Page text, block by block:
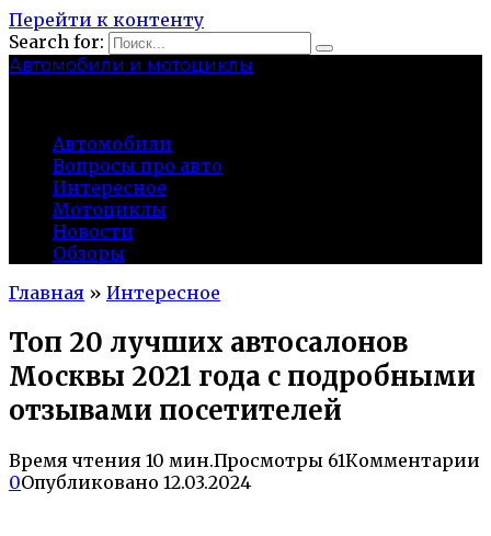
Перейти к контенту
Search for:
Автомобили и мотоциклы
Автомобили
Вопросы про авто
Интересное
Мотоциклы
Новости
Обзоры
Главная » Интересное
Топ 20 лучших автосалонов
Москвы 2021 года с подробными
отзывами посетителей
Время чтения 10 мин.Просмотры 61Комментарии
0Опубликовано 12.03.2024